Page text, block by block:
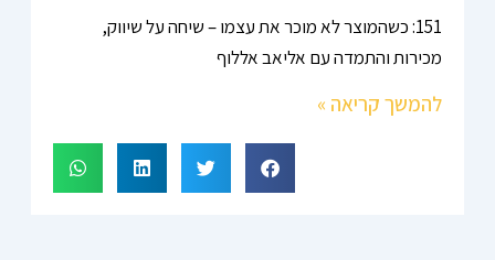
151: כשהמוצר לא מוכר את עצמו – שיחה על שיווק,
מכירות והתמדה עם אליאב אללוף
להמשך קריאה »